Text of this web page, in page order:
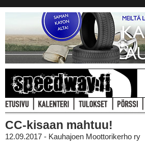
CC-kisaan mahtuu!
12.09.2017 - Kauhajoen Moottorikerho ry